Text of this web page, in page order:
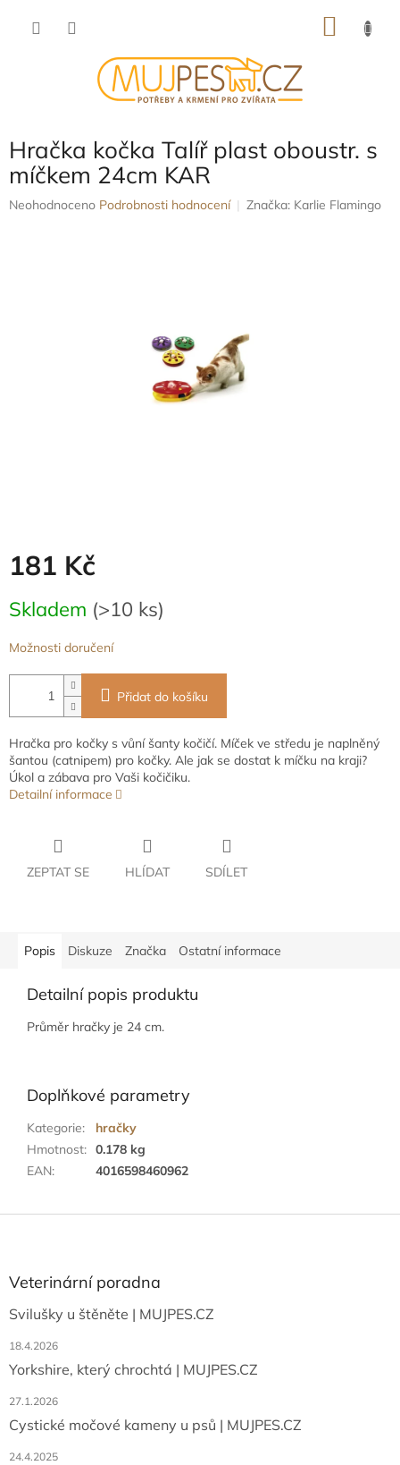
Hračka kočka Talíř plast oboustr. s
míčkem 24cm KAR
Průměrné
Neohodnoceno Podrobnosti hodnocení Značka: Karlie Flamingo
181 Kč
cena:
Skladem (>10 ks)
Možnosti doručení
Přidat do košíku
Hračka pro kočky s vůní šanty kočičí. Míček ve středu je naplněný
šantou (catnipem) pro kočky. Ale jak se dostat k míčku na kraji?
Úkol a zábava pro Vaši kočičiku.
Detailní informace
ZEPTAT SE HLÍDAT SDÍLET
Popis Diskuze Značka Ostatní informace
Detailní popis produktu
Průměr hračky je 24 cm.
Doplňkové parametry
Kategorie:
hračky
Hmotnost: 0.178 kg
EAN: 4016598460962
aVeterinární poradna
Svilušky u štěněte | MUJPES.CZ
18.4.2026
Yorkshire, který chrochtá | MUJPES.CZ
27.1.2026
Cystické močové kameny u psů | MUJPES.CZ
24.4.2025